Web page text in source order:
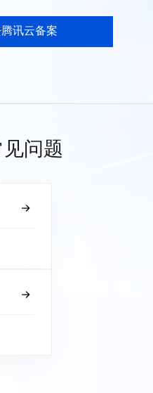
讯云备案
见问题